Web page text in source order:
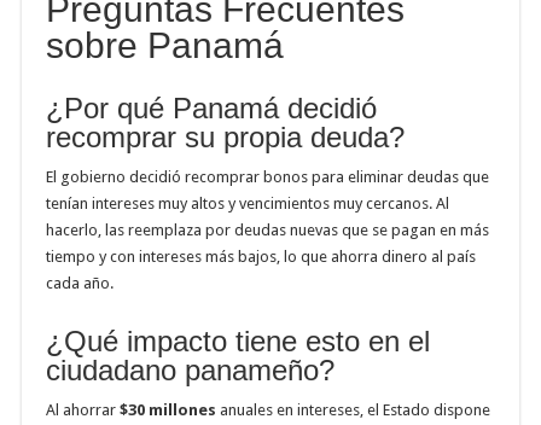
Preguntas Frecuentes
sobre Panamá
¿Por qué Panamá decidió
recomprar su propia deuda?
El gobierno decidió recomprar bonos para eliminar deudas que
tenían intereses muy altos y vencimientos muy cercanos. Al
hacerlo, las reemplaza por deudas nuevas que se pagan en más
tiempo y con intereses más bajos, lo que ahorra dinero al país
cada año.
¿Qué impacto tiene esto en el
ciudadano panameño?
Al ahorrar$30 millones anuales en intereses, el Estado dispone